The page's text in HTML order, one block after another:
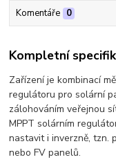
Komentáře 0
Kompletní
Zařízení je kombinací
regulátoru pro solární
zálohováním veřejnou
MPPT solárním
nastavit i inverzně, tzn.
nebo FV panelů.